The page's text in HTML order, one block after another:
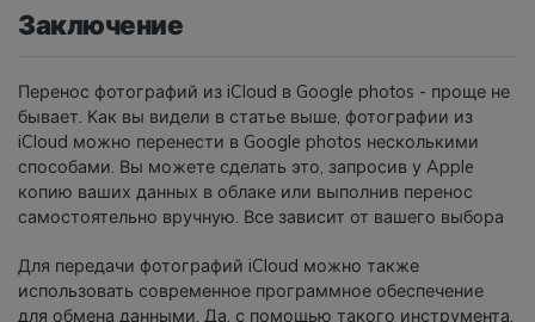
Заключение
Перенос фотографий из iCloud в Google photos - проще не
бывает. Как вы видели в статье выше, фотографии из
iCloud можно перенести в Google photos несколькими
способами. Вы можете сделать это, запросив у Apple
копию ваших данных в облаке или выполнив перенос
самостоятельно вручную. Все зависит от вашего выбора
Для передачи фотографий iCloud можно также
использовать современное программное обеспечение
для обмена данными. Да, с помощью такого инструмента,